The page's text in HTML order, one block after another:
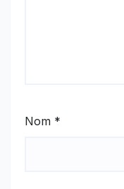
Nom *